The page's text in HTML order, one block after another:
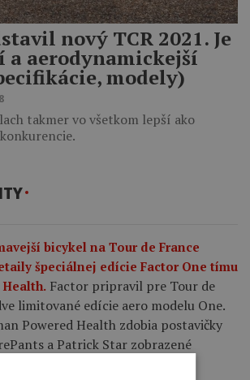
nový TCR 2021. Je
a aerodynamickejší
modely)
takmer vo všetkom lepší ako
bicykel na Tour de France
špeciálnej edície Factor One tímu
Health. Factor pripravil pre Tour de
limitované edície aero modelu One.
Powered Health zdobia postavičky
a Patrick Star zobrazené